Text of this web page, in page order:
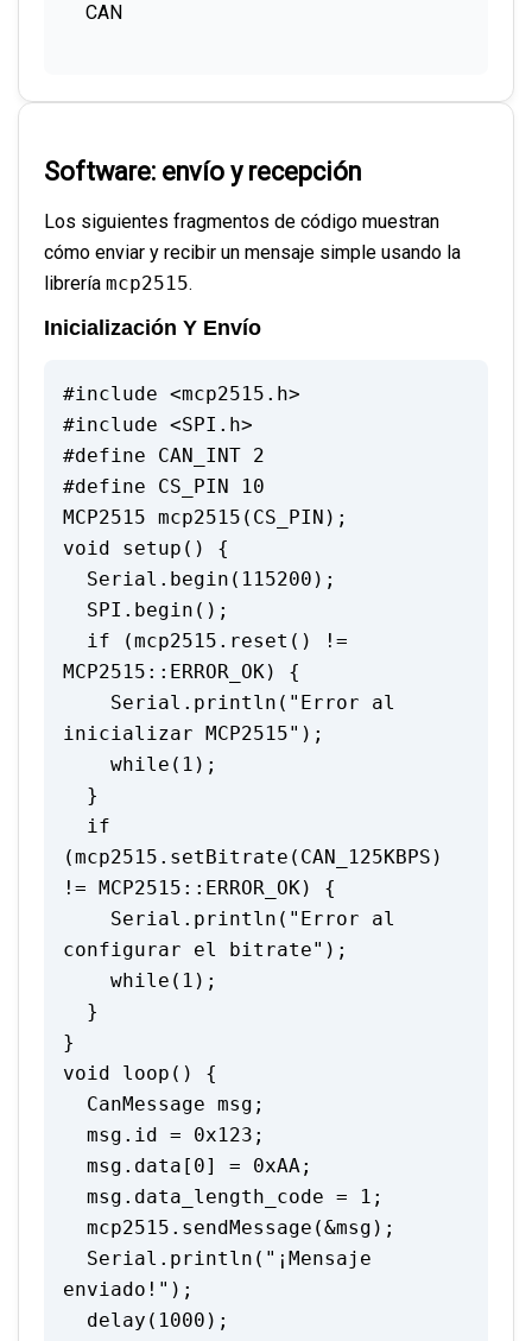
CAN
Software: envío y recepción
Los siguientes fragmentos de código muestran
cómo enviar y recibir un mensaje simple usando la
libreríamcp2515.
Inicialización Y Envío
#include <mcp2515.h>
#include <SPI.h>
#define CAN_INT 2
#define CS_PIN 10
MCP2515 mcp2515(CS_PIN);
void setup() {
MCP2515::ERROR_OK) {
inicializar MCP2515");
    while(1);
(mcp2515.setBitrate(CAN_125KBPS)
!= MCP2515::ERROR_OK) {
configurar el bitrate");
    while(1);
}
void loop() {
  msg.id = 0x123;
  msg.data[0] = 0xAA;
  msg.data_length_code = 1;
  mcp2515.sendMessage(&msg);
enviado!");